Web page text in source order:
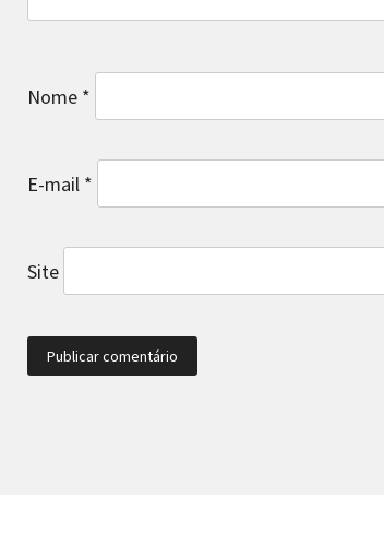
Nome *
E-mail *
Site